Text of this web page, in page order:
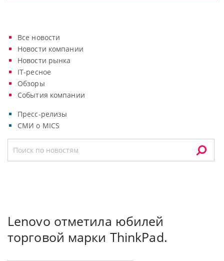
Все новости
Новости компании
Новости рынка
IT-ресное
Обзоры
События компании
Пресс-релизы
СМИ о MICS
Lenovo отметила юбилей
торговой марки ThinkPad.